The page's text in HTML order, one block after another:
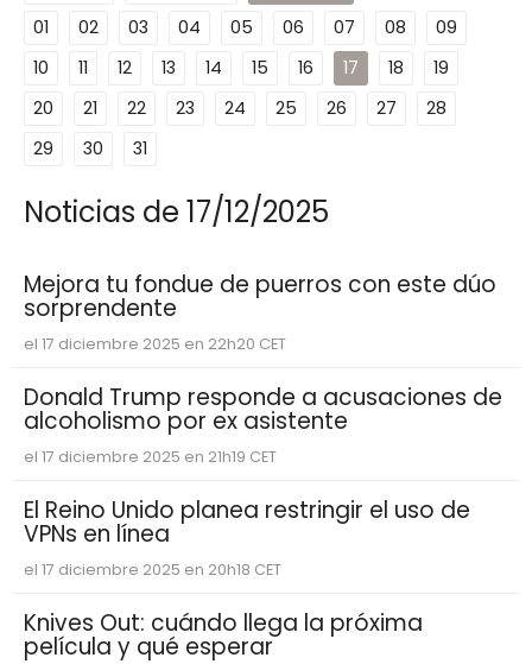
01
02 03 04 05 06 07 08
09
10
11 12 13 14 15 16 17 18
19
20
21 22 23 24 25 26 27
28
29
30 31
Noticias de 17/12/2025
Mejora tu fondue de puerros con este dúo
sorprendente
el 17 diciembre 2025 en 22h20 CET
Donald Trump responde a acusaciones de
alcoholismo por ex asistente
el 17 diciembre 2025 en 21h19 CET
El Reino Unido planea restringir el uso de
VPNs en línea
el 17 diciembre 2025 en 20h18 CET
Knives Out: cuándo llega la próxima
película y qué esperar